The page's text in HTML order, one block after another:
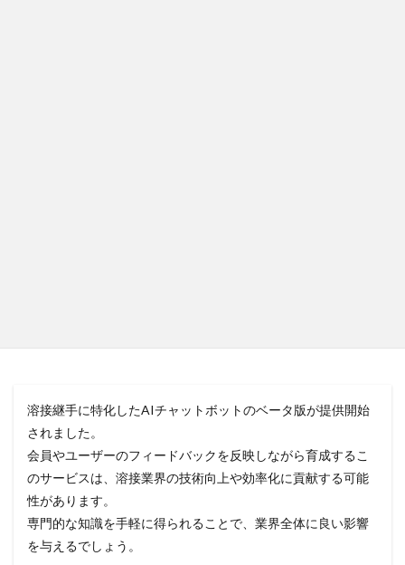
溶接継手に特化したAIチャットボットのベータ版が提供開始
されました。
会員やユーザーのフィードバックを反映しながら育成するこ
のサービスは、溶接業界の技術向上や効率化に貢献する可能
性があります。
専門的な知識を手軽に得られることで、業界全体に良い影響
を与えるでしょう。